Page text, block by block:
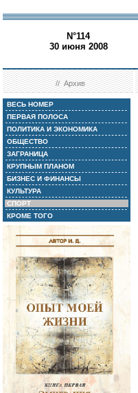
N°114
30 июня 2008
//Архив
ВЕСЬ НОМЕР
ПЕРВАЯ ПОЛОСА
ПОЛИТИКА И ЭКОНОМИКА
ОБЩЕСТВО
ЗАГРАНИЦА
КРУПНЫМ ПЛАНОМ
БИЗНЕС И ФИНАНСЫ
КУЛЬТУРА
СПОРТ
КРОМЕ ТОГО